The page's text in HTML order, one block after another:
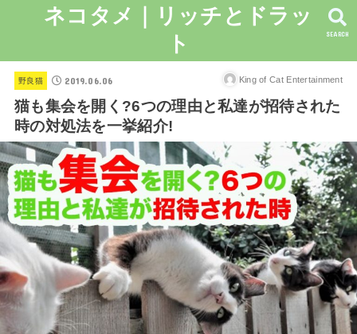
ネコタメ｜リッチとドラッ
ト
SEARCH
野良猫 2019.06.06 King of Cat Entertainment
猫も集会を開く?6つの理由と私達が招待された
時の対処法を一挙紹介!